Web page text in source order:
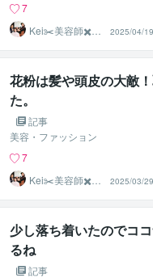
7
Kei✂️美容師✖️似
合わせの専門家
2025/04/19
花粉は髪や頭皮の大敵
た。
記事
美容・ファッション
7
Kei✂️美容師✖️似
合わせの専門家
2025/03/29
少し落ち着いたのでコ
るね
記事